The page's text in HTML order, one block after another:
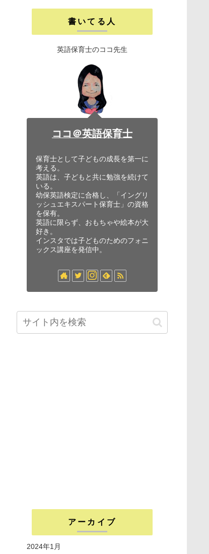
書いてる人
英語保育士のココ先生
ココ＠英語保育士
保育士として子どもの成長を第一に
考える。
英語は、子どもと共に勉強を続けて
いる。
幼保英語検定に合格し、「イングリ
ッシュエキスパート保育士」の資格
を保有。
英語に限らず、おもちゃや絵本が大
好き。
インスタでは子どものためのフォニ
ックス講座を発信中。
アーカイブ
2024年1月